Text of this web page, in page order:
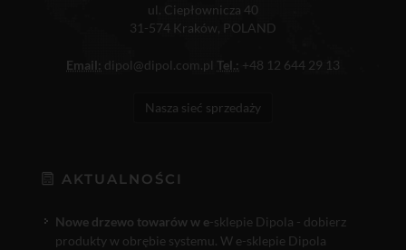
ul. Ciepłownicza 40
31-574 Kraków, POLAND
Email: dipol@dipol.com.pl Tel.: +48 12 644 29 13
Nasza sieć sprzedaży
AKTUALNOŚCI
Nowe drzewo towarów w e-sklepie Dipola - dobierz
produkty w obrębie systemu. W e-sklepie Dipola